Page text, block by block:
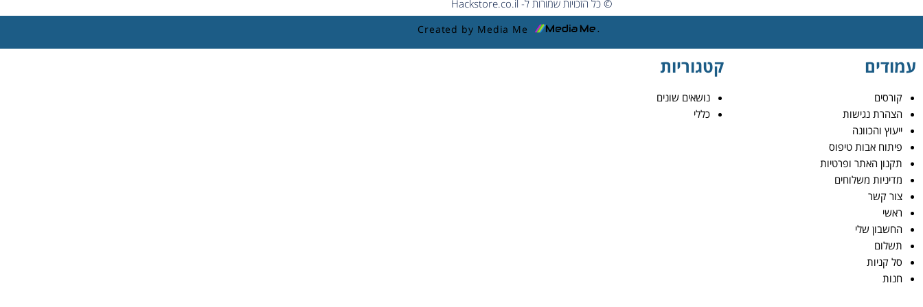
© כל הזכויות שמורות ל- Hackstore.co.il
Created by Media Me
עמודים
קורסים
הצהרת נגישות
ייעוץ והכוונה
פיתוח אבות טיפוס
תקנון האתר ופרטיות
מדיניות משלוחים
צור קשר
ראשי
החשבון שלי
תשלום
סל קניות
חנות
קטגוריות
נושאים שונים
כללי